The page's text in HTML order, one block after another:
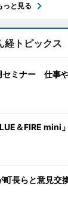
っと見る
経トピックス
セミナー 仕事
＆FIRE
町長らと意見